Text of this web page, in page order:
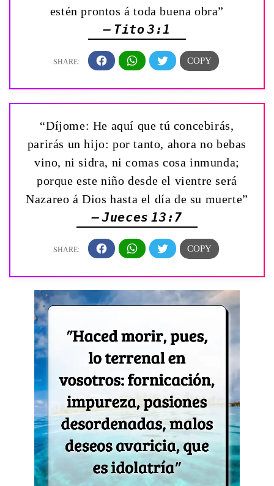
estén prontos á toda buena obra”
— Tito 3:1
“Díjome: He aquí que tú concebirás,
parirás un hijo: por tanto, ahora no bebas
vino, ni sidra, ni comas cosa inmunda;
porque este niño desde el vientre será
Nazareo á Dios hasta el día de su muerte”
— Jueces 13:7